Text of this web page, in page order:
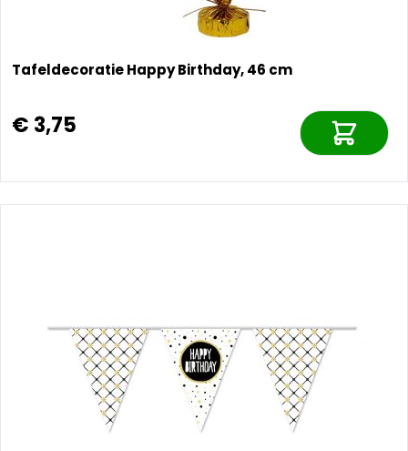
Tafeldecoratie Happy Birthday, 46 cm
€ 3,75